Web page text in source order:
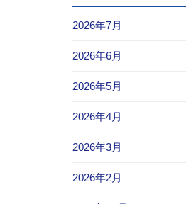
2026年7月
2026年6月
2026年5月
2026年4月
2026年3月
2026年2月